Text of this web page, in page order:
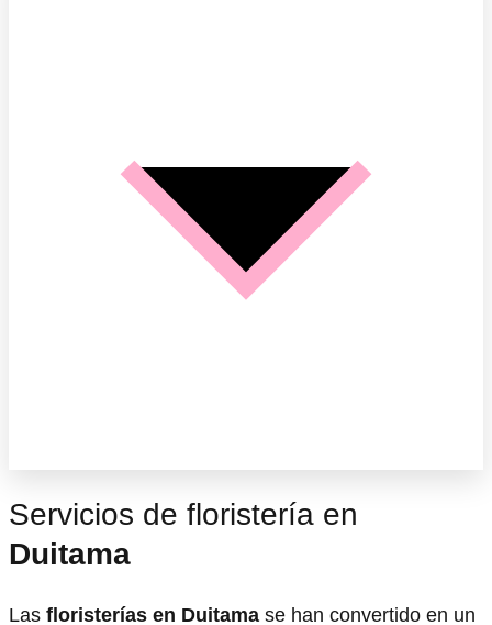
Servicios de floristería en
Duitama
Las floristerías en Duitama se han convertido en un